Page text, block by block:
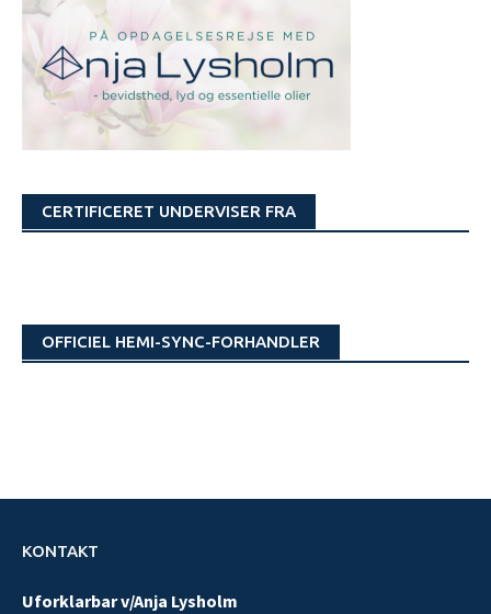
CERTIFICERET UNDERVISER FRA
OFFICIEL HEMI-SYNC-FORHANDLER
KONTAKT
Uforklarbar v/Anja Lysholm